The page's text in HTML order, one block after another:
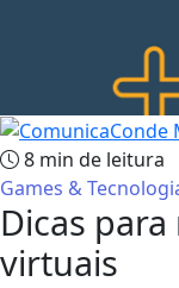
8 min de leitura
Games &
Dicas
virtuais